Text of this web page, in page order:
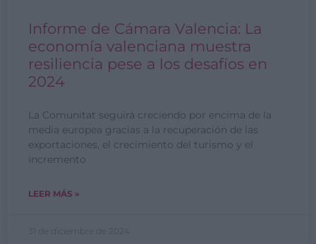
Informe de Cámara Valencia: La
economía valenciana muestra
resiliencia pese a los desafíos en
2024
La Comunitat seguirá creciendo por encima de la
media europea gracias a la recuperación de las
exportaciones, el crecimiento del turismo y el
incremento
LEER MÁS »